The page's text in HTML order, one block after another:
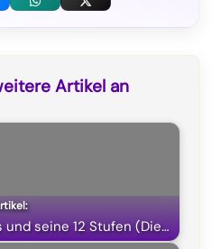
W
p
p
X
T
t
e
Artikel an
seine 12 Stufen (Die…